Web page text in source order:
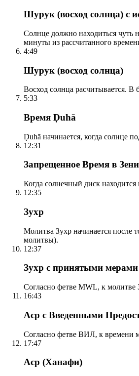
Шурук (восход солнца) с
Солнце должно находиться чуть
минуты из рассчитанного
4:49
Шурук (восход солнца)
Восход солнца расчитывается.
5:33
Время Ḍuhā
Ḍuhā начинается, когда солнце
12:31
Запрещенное Время в
Когда солнечный диск
12:35
Зухр
Молитва Зухр начинается после
молитвы).
12:37
Зухр с принятыми мерами
Согласно фетве MWL, к молитве
16:43
Аср с Введенными
Согласно фетве ВИЛ, к времени
17:47
Аср (Ханафи)